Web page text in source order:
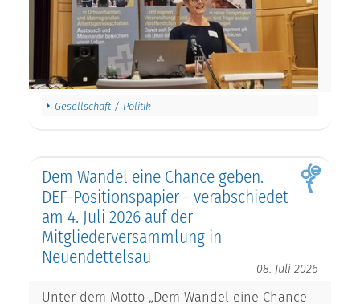
Gesellschaft / Politik
Dem Wandel eine Chance geben.
DEF-Positionspapier - verabschiedet
am 4. Juli 2026 auf der
Mitgliederversammlung in
Neuendettelsau
08. Juli 2026
Unter dem Motto „Dem Wandel eine Chance